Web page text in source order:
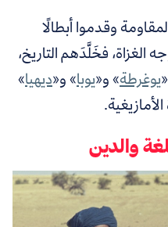
وقدموا أبطالًا
فخَلَّدَهم التاريخ،
يوغرطة» و«يوبا» و«ديهيا»
والدين